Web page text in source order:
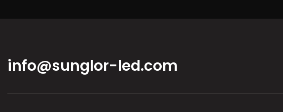
info@sunglor-led.com